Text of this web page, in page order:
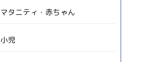
マタニティ・赤ちゃん
小児